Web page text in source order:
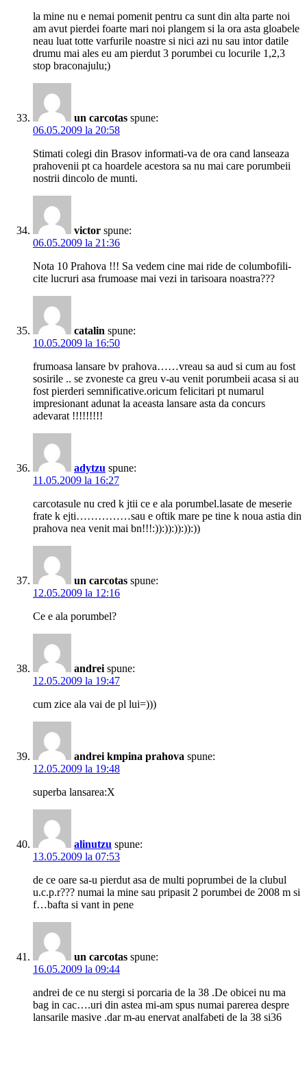
la mine nu e nemai pomenit pentru ca sunt din alta parte noi
am avut pierdei foarte mari noi plangem si la ora asta gloabele
neau luat totte varfurile noastre si nici azi nu sau intor datile
drumu mai ales eu am pierdut 3 porumbei cu locurile 1,2,3
stop braconajulu;)
un carcotas spune:
06.05.2009 la 20:58
Stimati colegi din Brasov informati-va de ora cand lanseaza
prahovenii pt ca hoardele acestora sa nu mai care porumbeii
nostrii dincolo de munti.
victor spune:
06.05.2009 la 21:36
Nota 10 Prahova !!! Sa vedem cine mai ride de columbofili-
cite lucruri asa frumoase mai vezi in tarisoara noastra???
catalin spune:
10.05.2009 la 16:50
frumoasa lansare bv prahova……vreau sa aud si cum au fost
sosirile .. se zvoneste ca greu v-au venit porumbeii acasa si au
fost pierderi semnificative.oricum felicitari pt numarul
impresionant adunat la aceasta lansare asta da concurs
adevarat !!!!!!!!!
adytzu spune:
11.05.2009 la 16:27
carcotasule nu cred k jtii ce e ala porumbel.lasate de meserie
frate k ejti……………sau e oftik mare pe tine k noua astia din
prahova nea venit mai bn!!!:)):)):)):)):))
un carcotas spune:
12.05.2009 la 12:16
Ce e ala porumbel?
andrei spune:
12.05.2009 la 19:47
cum zice ala vai de pl lui=)))
andrei kmpina prahova spune:
12.05.2009 la 19:48
superba lansarea:X
alinutzu spune:
13.05.2009 la 07:53
de ce oare sa-u pierdut asa de multi poprumbei de la clubul
u.c.p.r??? numai la mine sau pripasit 2 porumbei de 2008 m si
f…bafta si vant in pene
un carcotas spune:
16.05.2009 la 09:44
andrei de ce nu stergi si porcaria de la 38 .De obicei nu ma
bag in cac….uri din astea mi-am spus numai parerea despre
lansarile masive .dar m-au enervat analfabeti de la 38 si36